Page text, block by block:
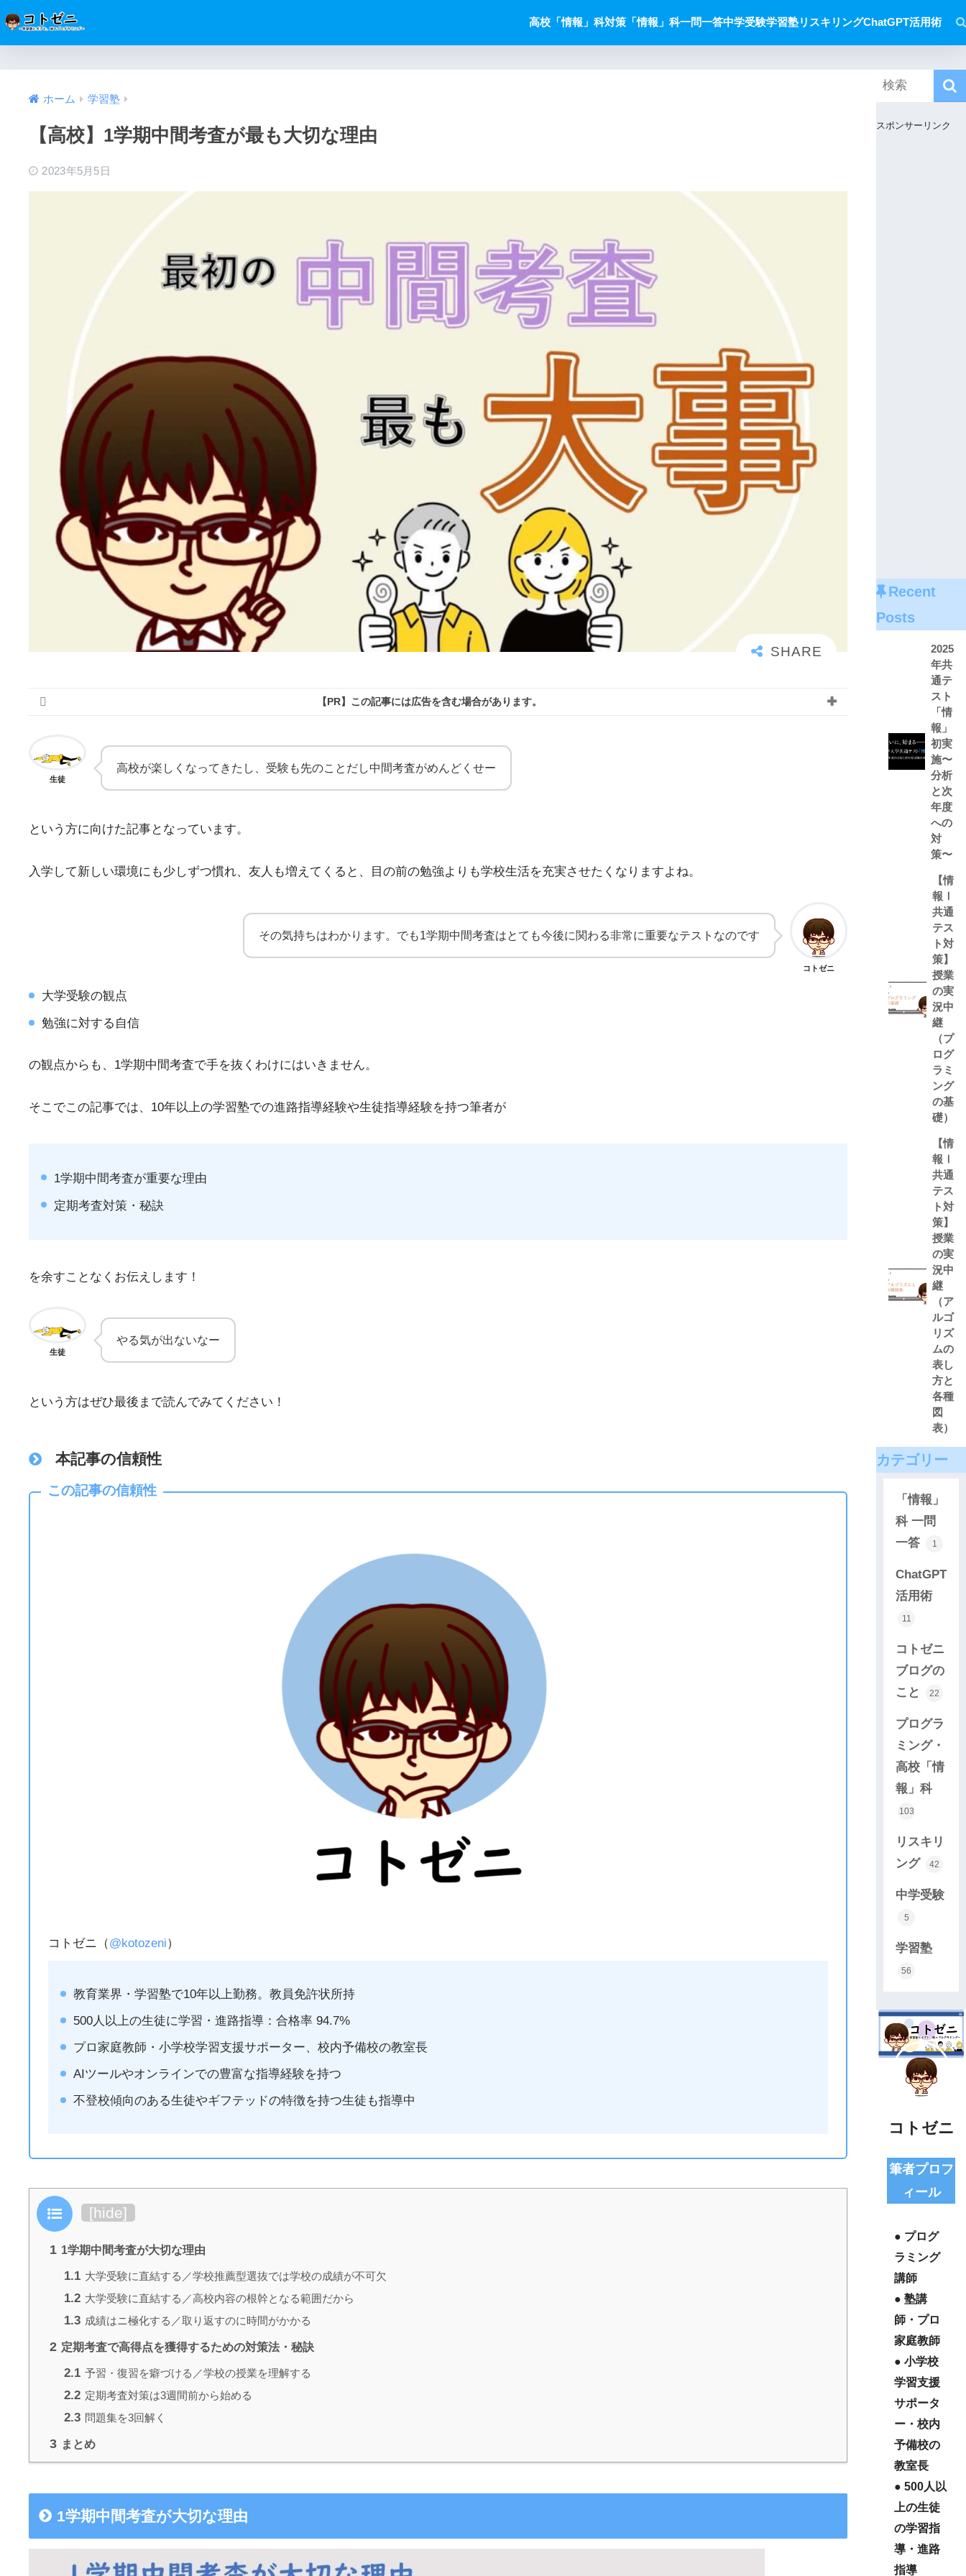
高校「情報」科対策 「情報」科一問一答中学受験学習塾リスキリングChatGPT活用術
ホーム 学習塾
【高校】1学期中間考査が最も大切な理由
2023年5月5日
【PR】この記事には広告を含む場合があります。
生徒
高校が楽しくなってきたし、受験も先のことだし中間考査がめんどくせー
という方に向けた記事となっています。
入学して新しい環境にも少しずつ慣れ、友人も増えてくると、目の前の勉強よりも学校生活を充実させたくなりますよね。
コトゼニ
その気持ちはわかります。でも1学期中間考査はとても今後に関わる非常に重要なテストなのです
大学受験の観点
勉強に対する自信
の観点からも、1学期中間考査で手を抜くわけにはいきません。
そこでこの記事では、10年以上の学習塾での進路指導経験や生徒指導経験を持つ筆者が
1学期中間考査が重要な理由
定期考査対策・秘訣
を余すことなくお伝えします！
生徒
やる気が出ないなー
という方はぜひ最後まで読んでみてください！
本記事の信頼性
この記事の信頼性
コトゼニ（@kotozeni）
教育業界・学習塾で10年以上勤務。教員免許状所持
500人以上の生徒に学習・進路指導：合格率 94.7%
プロ家庭教師・小学校学習支援サポーター、校内予備校の教室長
AIツールやオンラインでの豊富な指導経験を持つ
不登校傾向のある生徒やギフテッドの特徴を持つ生徒も指導中
目次 [hide]
1 1学期中間考査が大切な理由
1.1 大学受験に直結する／学校推薦型選抜では学校の成績が不可欠
1.2 大学受験に直結する／高校内容の根幹となる範囲だから
1.3 成績はニ極化する／取り返すのに時間がかかる
2 定期考査で高得点を獲得するための対策法・秘訣
2.1 予習・復習を癖づける／学校の授業を理解する
2.2 定期考査対策は3週間前から始める
2.3 問題集を3回解く
3 まとめ
1学期中間考査が大切な理由
スポンサーリンク
Recent
Posts
2025
年共
通テ
スト
「情
報」
初実
施〜
分析
と次
年度
への
対
策〜
【情
報Ⅰ
共通
テス
ト対
策】
授業
の実
況中
継
（プ
ログ
ラミ
ング
の基
礎）
【情
報Ⅰ
共通
テス
ト対
策】
授業
の実
況中
継
（ア
ルゴ
リズ
ムの
表し
方と
各種
図
表）
カテゴリー
「情報」
科 一問
一答
1
ChatGPT
活用術
11
コトゼニ
ブログの
こと
22
プログラ
ミング・
高校「情
報」科
103
リスキリ
ング
42
中学受験
5
学習塾
56
コトゼニ
筆者プロフ
ィール
● プログ
ラミング
講師
● 塾講
師・プロ
家庭教師
● 小学校
学習支援
サポータ
ー・校内
予備校の
教室長
● 500人以
上の生徒
の学習指
導・進路
指導